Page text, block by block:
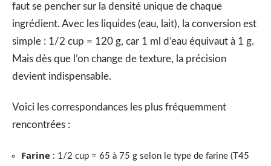
faut se pencher sur la densité unique de chaque
ingrédient. Avec les liquides (eau, lait), la conversion est
simple : 1/2 cup = 120 g, car 1 ml d’eau équivaut à 1 g.
Mais dès que l’on change de texture, la précision
devient indispensable.
Voici les correspondances les plus fréquemment
rencontrées :
Farine : 1/2 cup = 65 à 75 g selon le type de farine (T45